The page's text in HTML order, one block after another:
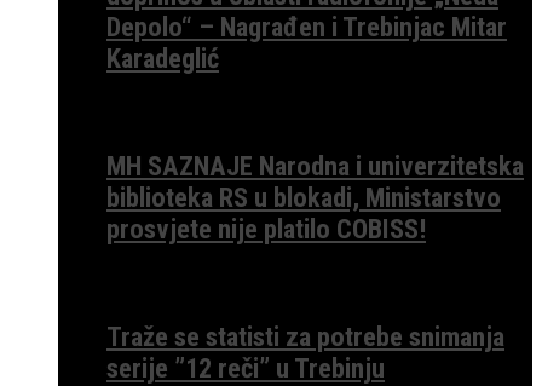
Depolo“ – Nagrađen i Trebinjac Mitar
Karadeglić
MH SAZNAJE Narodna i univerzitetska
biblioteka RS u blokadi, Ministarstvo
prosvjete nije platilo COBISS!
Traže se statisti za potrebe snimanja
serije ”12 reči” u Trebinju